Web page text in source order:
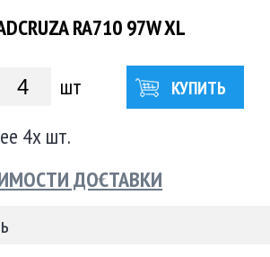
RA710 97W XL
шт КУПИТЬ
4х шт.
ДОСТАВКИ